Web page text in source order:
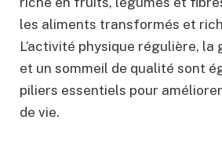
les aliments transformés et
L’activité physique régulière, la
et un sommeil de qualité sont
piliers essentiels pour
de vie.